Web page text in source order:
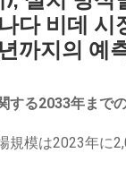
다 비데 시
까지의 예
する2033年まで
規模は2023年に